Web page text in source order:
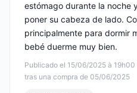
Publicado el 15/06/2025 à 19h00
tras una compra de 05/06/2025
estómago durante la noche
poner su cabeza de lado.
principalmente para dormir
bebé duerme muy bien.